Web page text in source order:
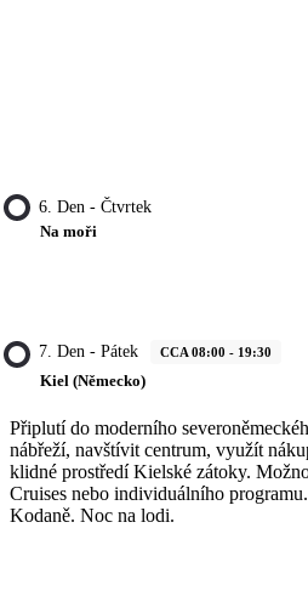
6. Den - Čtvrtek
Na moři
7. Den - Pátek CCA 08:00 - 19:30
Kiel (Německo)
Připlutí do moderního
nábřeží, navštívit centrum, využít
klidné prostředí Kielské zátoky.
Cruises nebo individuálního
Kodaně. Noc na lodi.